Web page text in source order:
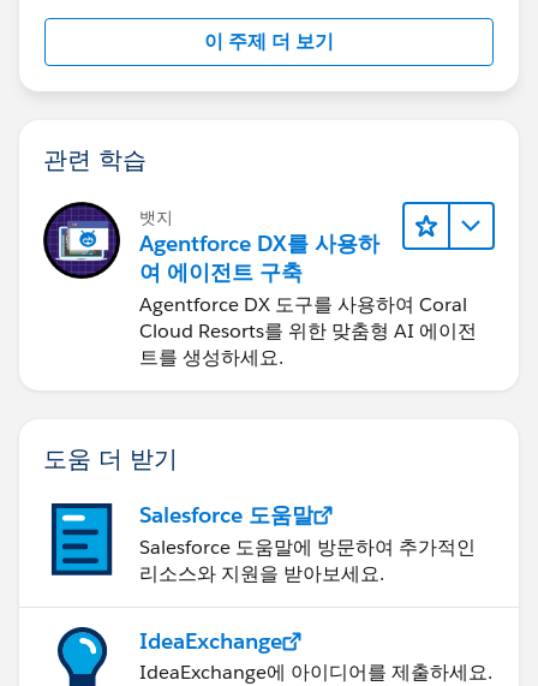
이 주제 더 보기
관련 학습
뱃지
Agentforce DX를 사용하
여 에이전트 구축
Agentforce DX 도구를 사용하여 Coral
Cloud Resorts를 위한 맞춤형 AI 에이전
트를 생성하세요.
도움 더 받기
Salesforce 도움말
Salesforce 도움말에 방문하여 추가적인
리소스와 지원을 받아보세요.
IdeaExchange
IdeaExchange에 아이디어를 제출하세요.